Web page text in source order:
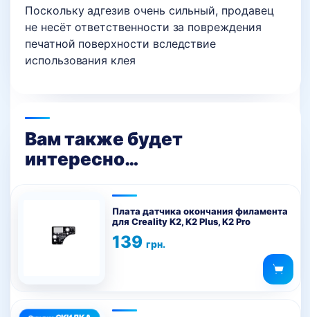
Поскольку адгезив очень сильный, продавец
не несёт ответственности за повреждения
печатной поверхности вследствие
использования клея
Вам также будет
интересно…
Плата датчика окончания филамента
для Creality K2, K2 Plus, K2 Pro
139 грн.
Этот